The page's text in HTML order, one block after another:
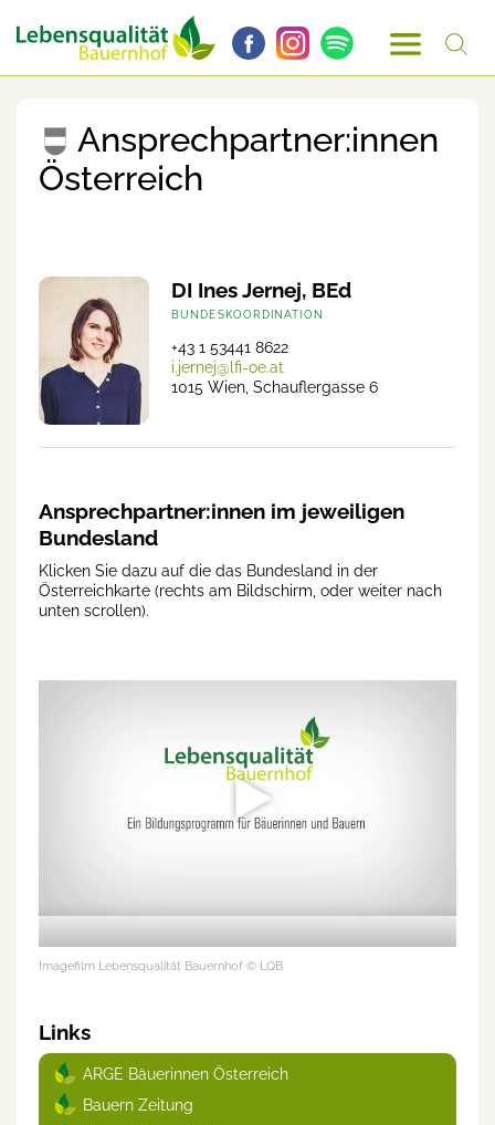
Ansprechpartner:innen
Österreich
DI Ines Jernej, BEd
BUNDESKOORDINATION
+43 1 53441 8622
i.jernej@lfi-oe.at
1015 Wien, Schauflergasse 6
Ansprechpartner:innen im jeweiligen
Bundesland
Klicken Sie dazu auf die das Bundesland in der
Österreichkarte (rechts am Bildschirm, oder weiter nach
unten scrollen).
Imagefilm Lebensqualität Bauernhof © LQB
Links
ARGE Bäuerinnen Österreich
Bauern Zeitung